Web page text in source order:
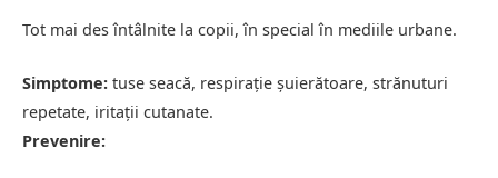
Tot mai des întâlnite la copii, în special în mediile urbane.
Simptome: tuse seacă, respirație șuierătoare, strănuturi
repetate, iritații cutanate.
Prevenire: